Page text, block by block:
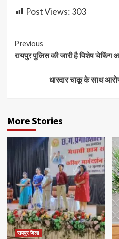
Post Views: 303
Continue
Reading
Previous
रायपुर पुलिस की जारी है विशेष चेकिंग
धारदार चाकू के साथ
More Stories
रायपुर जिला